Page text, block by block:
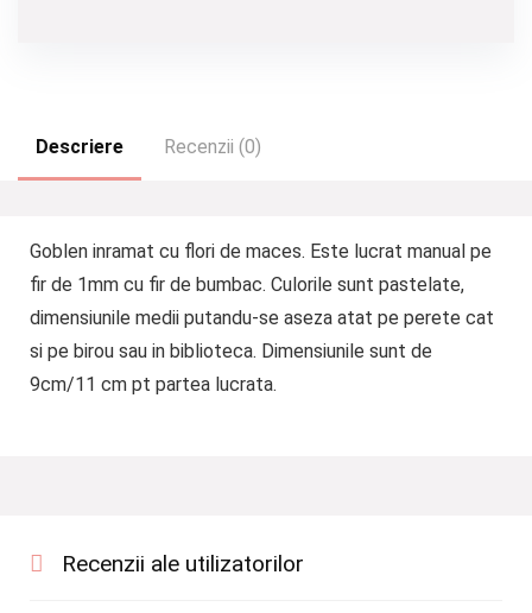
Descriere Recenzii (0)
Goblen inramat cu flori de maces. Este lucrat manual pe
fir de 1mm cu fir de bumbac. Culorile sunt pastelate,
dimensiunile medii putandu-se aseza atat pe perete cat
si pe birou sau in biblioteca. Dimensiunile sunt de
9cm/11 cm pt partea lucrata.
Recenzii ale utilizatorilor